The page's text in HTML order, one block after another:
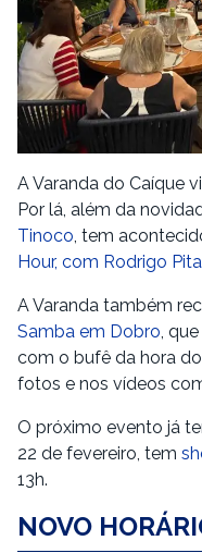
A Varanda do Caíque
Por lá, além da
Tinoco, tem
Hour, com Rodrigo
A Varanda também
Samba em Dobro,
com o bufê da hora
fotos e nos vídeos
O próximo evento já
22 de fevereiro, tem
13h.
NOVO